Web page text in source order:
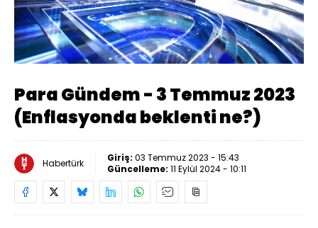
Sesi
Aç
Yüklendi:
0.66%
Oynatma
Hızı
Para Gündem - 3 Temmuz 2023
(Enflasyonda beklenti ne?)
Habertürk Giriş: 03 Temmuz 2023 - 15:43
Güncelleme: 11 Eylül 2024 - 10:11